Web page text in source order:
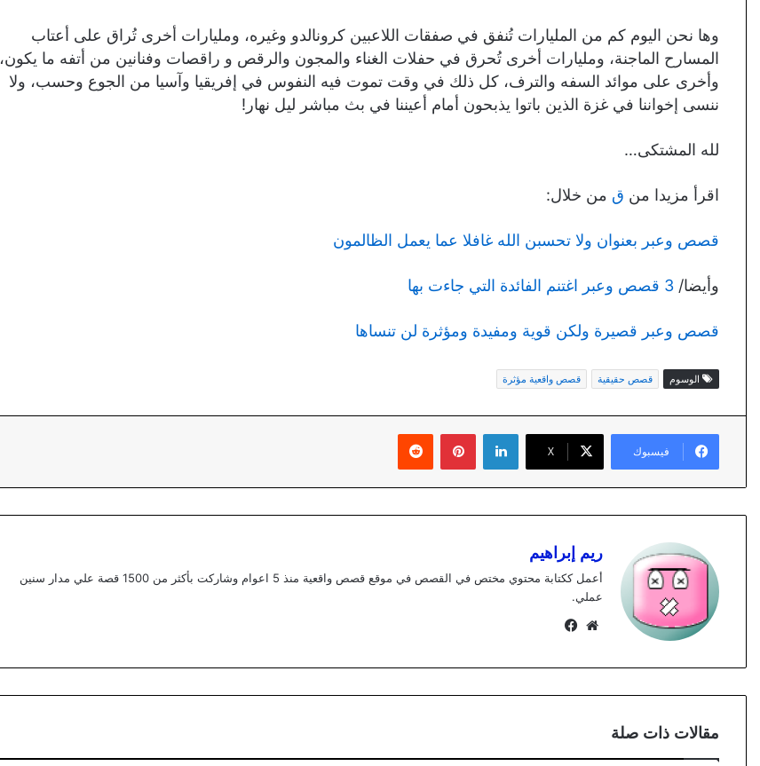
وها نحن اليوم كم من المليارات تُنفق في صفقات اللاعبين كرونالدو وغيره، ومليارات أخرى تُراق على أعتاب
المسارح الماجنة، ومليارات أخرى تُحرق في حفلات الغناء والمجون والرقص و راقصات وفنانين من أتفه ما يكون،
وأخرى على موائد السفه والترف، كل ذلك في وقت تموت فيه النفوس في إفريقيا وآسيا من الجوع وحسب، ولا
ننسى إخواننا في غزة الذين باتوا يذبحون أمام أعيننا في بث مباشر ليل نهار!
لله المشتكى…
اقرأ مزيدا من ق من خلال:
قصص وعبر بعنوان ولا تحسبن الله غافلا عما يعمل الظالمون
وأيضا/ 3 قصص وعبر اغتنم الفائدة التي جاءت بها
قصص وعبر قصيرة ولكن قوية ومفيدة ومؤثرة لن تنساها
الوسوم قصص حقيقية قصص واقعية مؤثرة
فيسبوك X
لينكدإن بينتيريست
ريم إبراهيم
أعمل ككتابة محتوي مختص في القصص في موقع قصص واقعية منذ 5 اعوام وشاركت بأكثر من 1500 قصة علي مدار سنين
عملي.
موقع
مقالات ذات صلة